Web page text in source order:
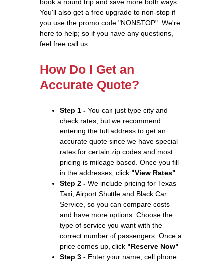
book a round trip and save more both ways.
You'll also get a free upgrade to non-stop if
you use the promo code "NONSTOP". We're
here to help; so if you have any questions,
feel free call us.
How Do I Get an
Accurate Quote?
Step 1 - You can just type city and
check rates, but we recommend
entering the full address to get an
accurate quote since we have special
rates for certain zip codes and most
pricing is mileage based. Once you fill
in the addresses, click "View Rates"
Step 2 - We include pricing for Texas
Taxi, Airport Shuttle and Black Car
Service, so you can compare costs
and have more options. Choose the
type of service you want with the
correct number of passengers. Once a
price comes up, click "Reserve Now"
Step 3 - Enter your name, cell phone